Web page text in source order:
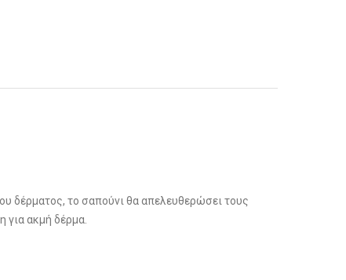
δέρματος, το σαπούνι θα απελευθερώσει τους
για ακμή δέρμα.